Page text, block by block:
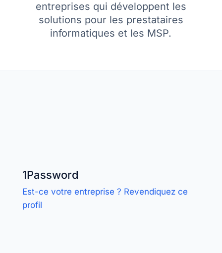
entreprises qui développent les
solutions pour les prestataires
informatiques et les MSP.
1Password
Est-ce votre entreprise ? Revendiquez ce
profil